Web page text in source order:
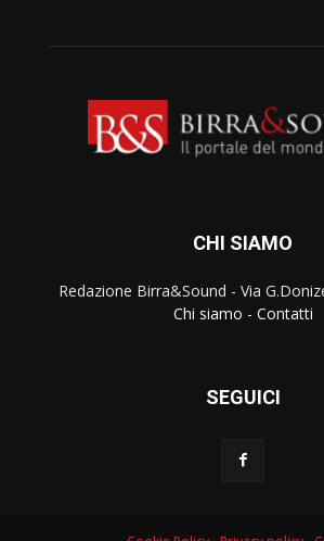
CHI SIAMO
Redazione Birra&Sound - Via
Chi siamo - Contatti
SEGUICI